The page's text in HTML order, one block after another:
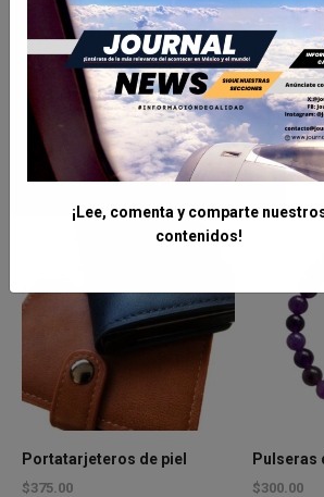
Cables de piel para celular
AÑADIR AL CARRITO
con
$175.00
Portatarjeteros de piel
$375.00
Pulseras
$300.00
¡Lee, comenta y comparte
contenidos!